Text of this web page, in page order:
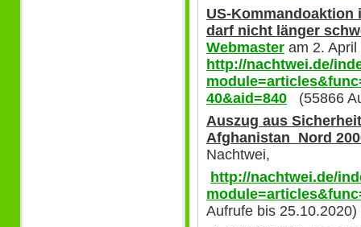
US-
darf nicht länger
Webmaster am 2. April
http://nachtwei.de/
40&aid=840 (55866
Auszug aus
Afghanistan Nord
Nachtwei,
http://nachtwei.de/
Aufrufe bis 25.10.2020)